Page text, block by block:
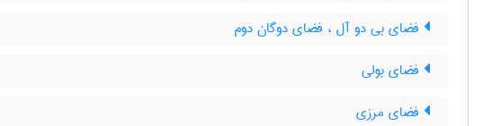
فضای بی دو آل ، فضای دوگان دوم
فضای بولی
فضای مرزی